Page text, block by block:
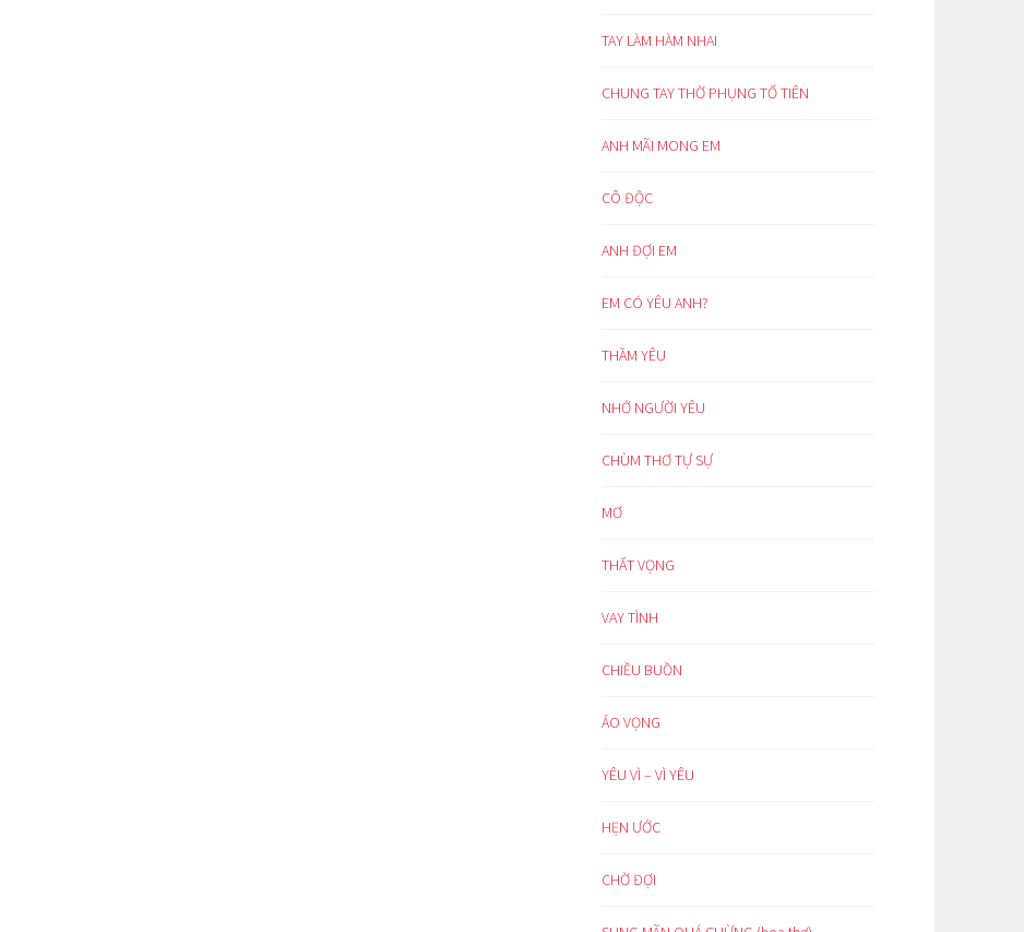
TAY LÀM HÀM NHAI
CHUNG TAY THỜ PHỤNG TỔ TIÊN
ANH MÃI MONG EM
CÔ ĐỘC
ANH ĐỢI EM
EM CÓ YÊU ANH?
THẦM YÊU
NHỚ NGƯỜI YÊU
CHÙM THƠ TỰ SỰ
MƠ
THẤT VỌNG
VAY TÌNH
CHIỀU BUỒN
ẢO VỌNG
YÊU VÌ – VÌ YÊU
HẸN ƯỚC
CHỜ ĐỢI